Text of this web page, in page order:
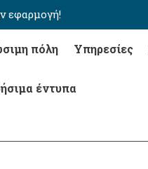
εφαρμογή!
πόλη Υπηρεσίες
έντυπα